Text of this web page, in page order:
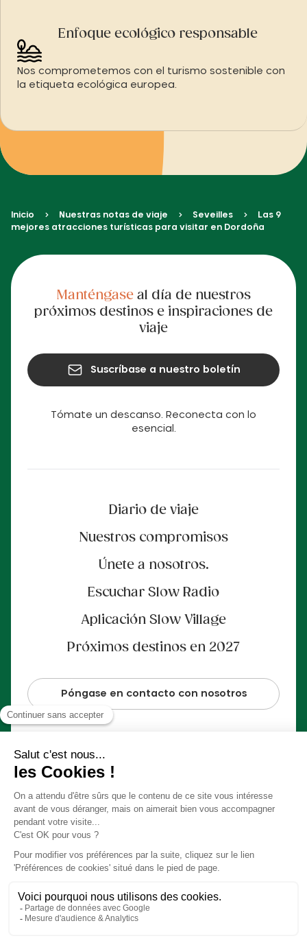
Enfoque ecológico responsable
Nos comprometemos con el turismo sostenible con
la etiqueta ecológica europea.
Inicio Nuestras notas de viaje Seveilles
Las 9
mejores atracciones turísticas para visitar en Dordoña
Tómate un descanso. Reconecta con lo
esencial.
Diario de viaje
Nuestros compromisos
Únete a nosotros.
Escuchar Slow Radio
Aplicación Slow Village
Próximos destinos en 2027
Póngase en contacto con nosotros
Manténgaseal día de nuestros
próximos destinos e inspiraciones de
viaje
Suscríbase a nuestro boletín
Preferencias Cookies